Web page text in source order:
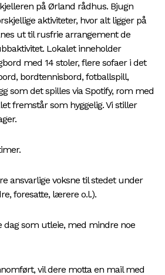
på Ørland rådhus. Bjugn
aktiviteter, hvor alt ligger på
ut til rusfrie arrangement de
Lokalet inneholder
med 14 stoler, flere sofaer i det
bordtennisbord, fotballspill,
som det spilles via Spotify, rom med
fremstår som hyggelig. Vi stiller
ansvarlige voksne til stedet under
foresatte, lærere o.l.).
dag som utleie, med mindre noe
vil dere motta en mail med